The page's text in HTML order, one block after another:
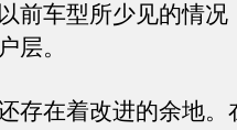
前车型所少见的情况
层。
存在着改进的余地。